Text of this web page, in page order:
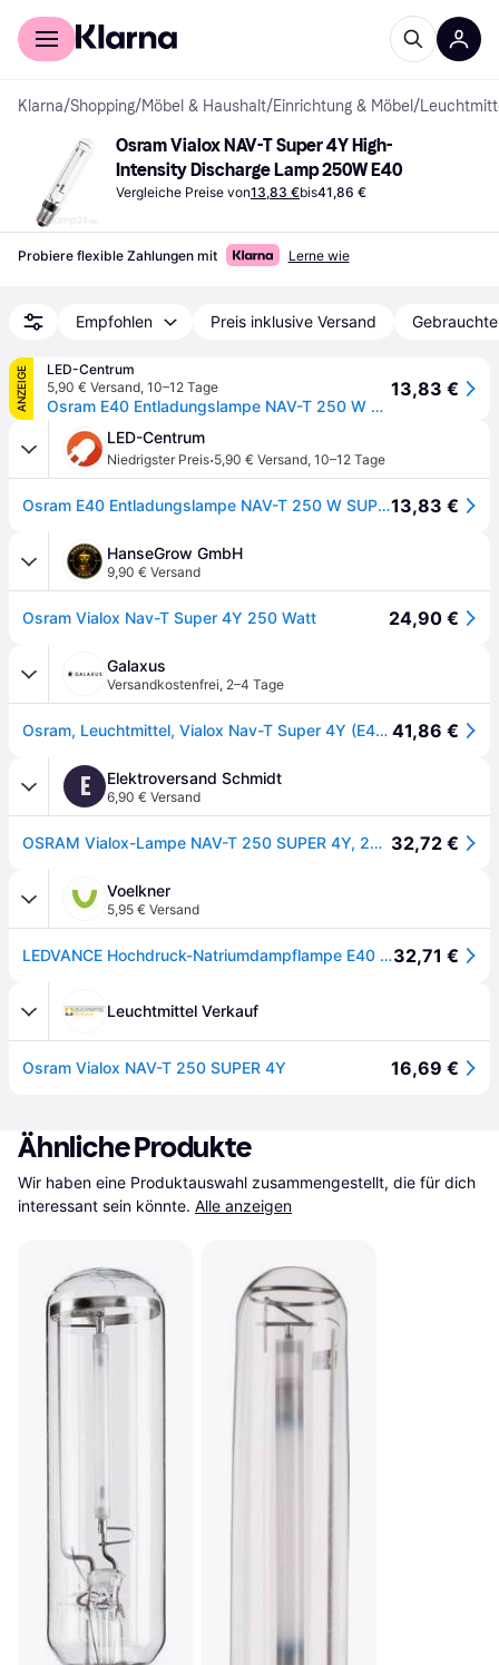
Für Shopper
Klarna/Shopping/Möbel & Haushalt/Einrichtung & Möbel /
Osram Vialox NAV-T Super 4Y High-
Intensity Discharge Lamp 250W E40
Vergleiche Preise von13,83 €bis41,86 €
Probiere flexible Zahlungen mit Lerne wie
Empfohlen Preis inklusive Versand
ANZEIGE
LED-Centrum
5,90 € Versand, 10–12 Tage
Osram E40 Entladungslampe NAV-T 250 W SUPER 4Y
13,83 €
LED-Centrum
Niedrigster Preis·5,90 € Versand, 10–12 Tage
Osram E40 Entladungslampe NAV-T 250 W SUPER 4Y13,83 €
HanseGrow GmbH
9,90 € Versand
Osram Vialox Nav-T Super 4Y 250 Watt 24,90 €
Galaxus
Versandkostenfrei, 2–4 Tage
Osram, Leuchtmittel, Vialox Nav-T Super 4Y (E40, 33200lm, 1x) 41,86 €
E Elektroversand Schmidt
6,90 € Versand
OSRAM Vialox-Lampe NAV-T 250 SUPER 4Y, 250W E40 32,72 €
Voelkner
5,95 € Versand
LEDVANCE Hochdruck-Natriumdampflampe E40 250W EEK: E (A - G) 1St.32,71 €
Leuchtmittel Verkauf
Osram Vialox NAV-T 250 SUPER 4Y 16,69 €
Ähnliche Produkte
Wir haben eine Produktauswahl zusammengestellt, die für dich
interessant sein könnte. Alle anzeigen